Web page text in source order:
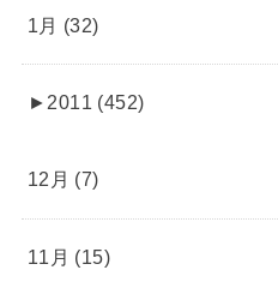
1月 (32)
► 2011 (452)
12月 (7)
11月 (15)